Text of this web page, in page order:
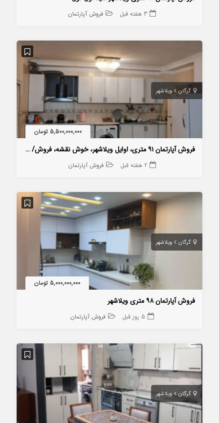
3 هفته قبل فروش آپارتمان
گرگان ویلاشهر
5,500,000,000 تومان
فروش آپارتمان ۹۱ متری، اوایل ویلاشهر، خوش نقشه، فروش/ معاوضه
2 هفته قبل فروش آپارتمان
گرگان ویلاشهر
5,000,000,000 تومان
فروش آپارتمان ۹۸ متری ویلاشهر
5 روز قبل فروش آپارتمان
گرگان ویلاشهر